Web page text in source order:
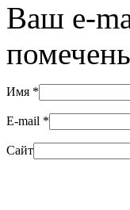
Ваш e-
Имя *
E-mail *
Сайт